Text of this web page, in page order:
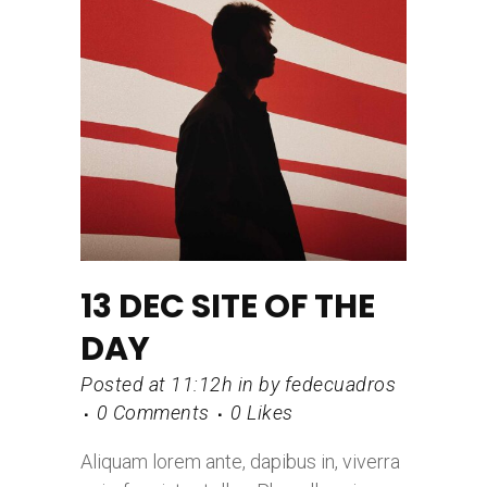
13 DECSITE OF THE
DAY
Posted at 11:12h in by fedecuadros
0 Comments
0 Likes
Aliquam lorem ante, dapibus in, viverra